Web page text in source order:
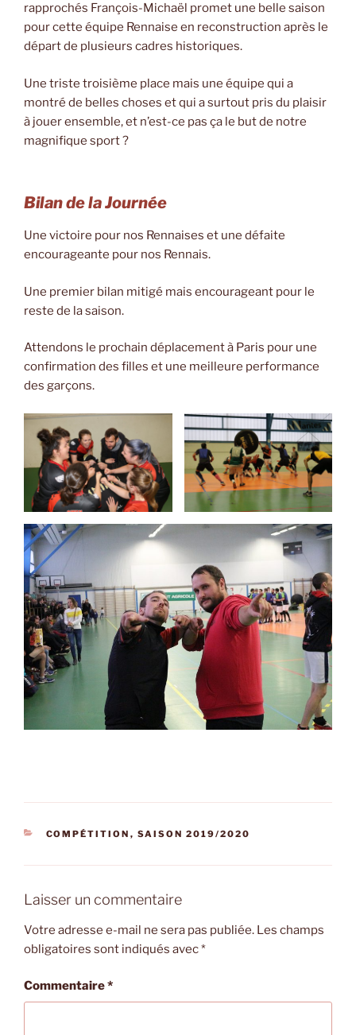
rapprochés François-Michaël promet une belle saison
pour cette équipe Rennaise en reconstruction après le
départ de plusieurs cadres historiques.
Une triste troisième place mais une équipe qui a
montré de belles choses et qui a surtout pris du plaisir
à jouer ensemble, et n’est-ce pas ça le but de notre
magnifique sport ?
Bilan de la Journée
Une victoire pour nos Rennaises et une défaite
encourageante pour nos Rennais.
Une premier bilan mitigé mais encourageant pour le
reste de la saison.
Attendons le prochain déplacement à Paris pour une
confirmation des filles et une meilleure performance
des garçons.
CATÉGORIES
COMPÉTITION , SAISON 2019/2020
Laisser un commentaire
Votre adresse e-mail ne sera pas publiée. Les champs
obligatoires sont indiqués avec*
Commentaire*